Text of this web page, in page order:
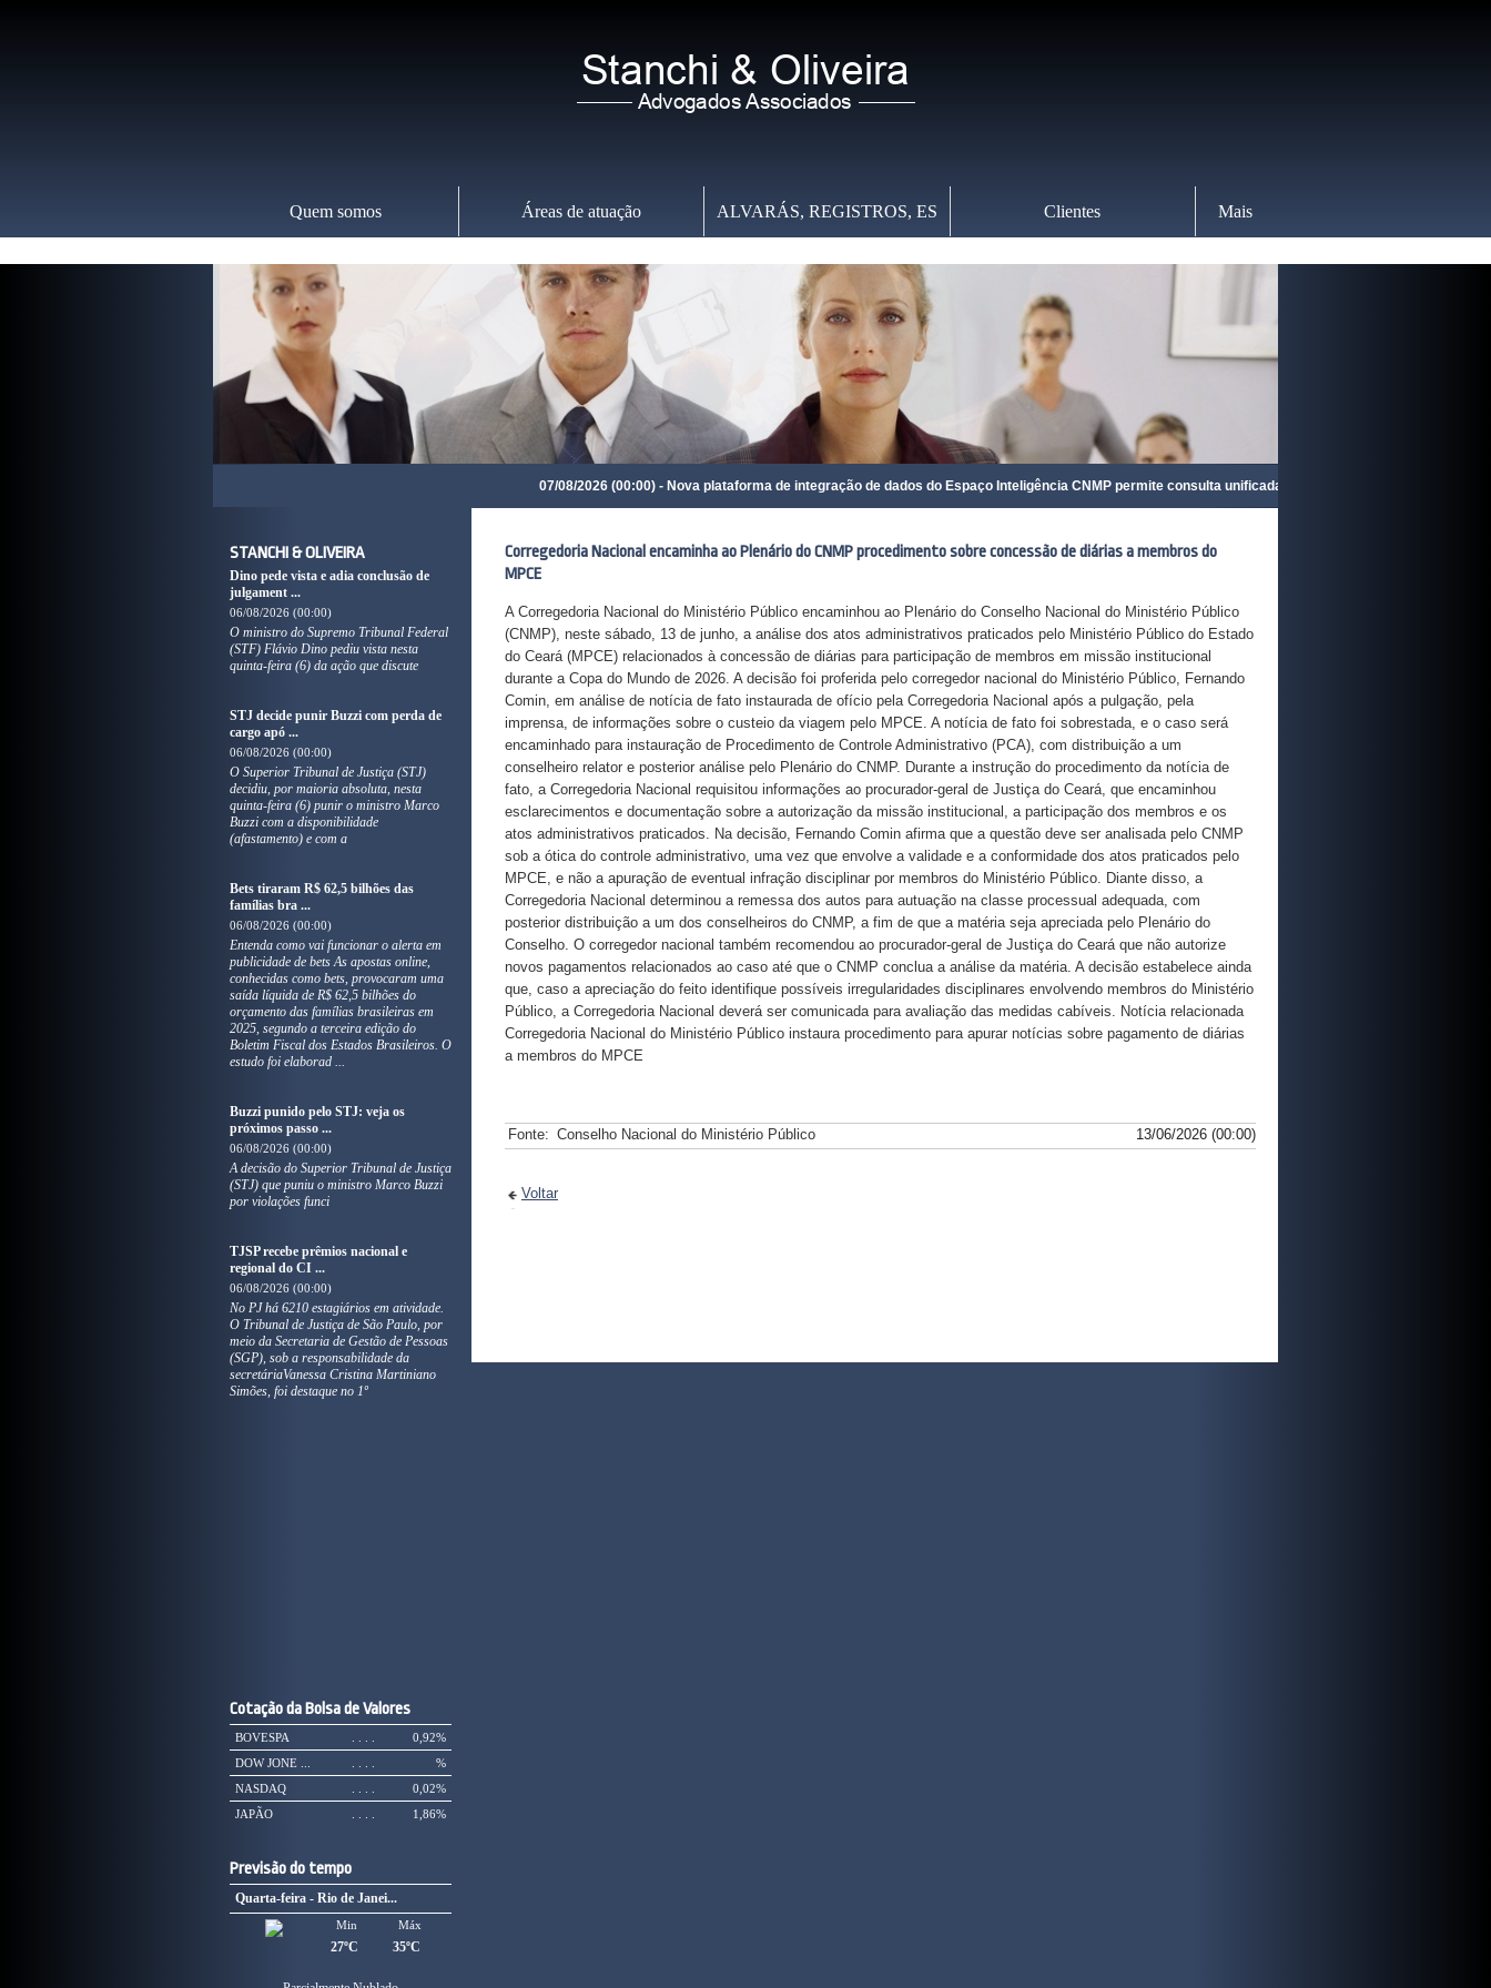
Quem somos Áreas de atuação ALVARÁS, REGISTROS, ES Clientes Mais
07/08/2026 (00:00) - Nova plataforma de integração de dados do Espaço Inteligência CNMP permite consulta unificada à tramitação de processos judiciais em
STANCHI & OLIVEIRA
Dino pede vista e adia conclusão de
julgament ...
06/08/2026 (00:00)
O ministro do Supremo Tribunal Federal
(STF) Flávio Dino pediu vista nesta
quinta-feira (6) da ação que discute
STJ decide punir Buzzi com perda de
cargo apó ...
06/08/2026 (00:00)
O Superior Tribunal de Justiça (STJ)
decidiu, por maioria absoluta, nesta
quinta-feira (6) punir o ministro Marco
Buzzi com a disponibilidade
(afastamento) e com a
Bets tiraram R$ 62,5 bilhões das
famílias bra ...
06/08/2026 (00:00)
Entenda como vai funcionar o alerta em
publicidade de bets As apostas online,
conhecidas como bets, provocaram uma
saída líquida de R$ 62,5 bilhões do
orçamento das famílias brasileiras em
2025, segundo a terceira edição do
Boletim Fiscal dos Estados Brasileiros. O
estudo foi elaborad ...
Buzzi punido pelo STJ: veja os
próximos passo ...
06/08/2026 (00:00)
A decisão do Superior Tribunal de Justiça
(STJ) que puniu o ministro Marco Buzzi
por violações funci
TJSP recebe prêmios nacional e
regional do CI ...
06/08/2026 (00:00)
No PJ há 6210 estagiários em atividade.
O Tribunal de Justiça de São Paulo, por
meio da Secretaria de Gestão de Pessoas
(SGP), sob a responsabilidade da
secretáriaVanessa Cristina Martiniano
Simões, foi destaque no 1º
Cotação da Bolsa de Valores
BOVESPA 0,92%
DOW JONE ...
%
NASDAQ
0,02%
JAPÃO
1,86%
Previsão do tempo
Quarta-feira - Rio de Janei...
Máx
35ºC
Min
27ºC
Corregedoria Nacional encaminha ao Plenário do CNMP procedimento sobre concessão de diárias a membros do
MPCE
A Corregedoria Nacional do Ministério Público encaminhou ao Plenário do Conselho Nacional do Ministério Público
(CNMP), neste sábado, 13 de junho, a análise dos atos administrativos praticados pelo Ministério Público do Estado
do Ceará (MPCE) relacionados à concessão de diárias para participação de membros em missão institucional
durante a Copa do Mundo de 2026. A decisão foi proferida pelo corregedor nacional do Ministério Público, Fernando
Comin, em análise de notícia de fato instaurada de ofício pela Corregedoria Nacional após a pulgação, pela
imprensa, de informações sobre o custeio da viagem pelo MPCE. A notícia de fato foi sobrestada, e o caso será
encaminhado para instauração de Procedimento de Controle Administrativo (PCA), com distribuição a um
conselheiro relator e posterior análise pelo Plenário do CNMP. Durante a instrução do procedimento da notícia de
fato, a Corregedoria Nacional requisitou informações ao procurador-geral de Justiça do Ceará, que encaminhou
esclarecimentos e documentação sobre a autorização da missão institucional, a participação dos membros e os
atos administrativos praticados. Na decisão, Fernando Comin afirma que a questão deve ser analisada pelo CNMP
sob a ótica do controle administrativo, uma vez que envolve a validade e a conformidade dos atos praticados pelo
MPCE, e não a apuração de eventual infração disciplinar por membros do Ministério Público. Diante disso, a
Corregedoria Nacional determinou a remessa dos autos para autuação na classe processual adequada, com
posterior distribuição a um dos conselheiros do CNMP, a fim de que a matéria seja apreciada pelo Plenário do
Conselho. O corregedor nacional também recomendou ao procurador-geral de Justiça do Ceará que não autorize
novos pagamentos relacionados ao caso até que o CNMP conclua a análise da matéria. A decisão estabelece ainda
que, caso a apreciação do feito identifique possíveis irregularidades disciplinares envolvendo membros do Ministério
Público, a Corregedoria Nacional deverá ser comunicada para avaliação das medidas cabíveis. Notícia relacionada
Corregedoria Nacional do Ministério Público instaura procedimento para apurar notícias sobre pagamento de diárias
a membros do MPCE
Fonte: Conselho Nacional do Ministério Público 13/06/2026 (00:00)
Voltar